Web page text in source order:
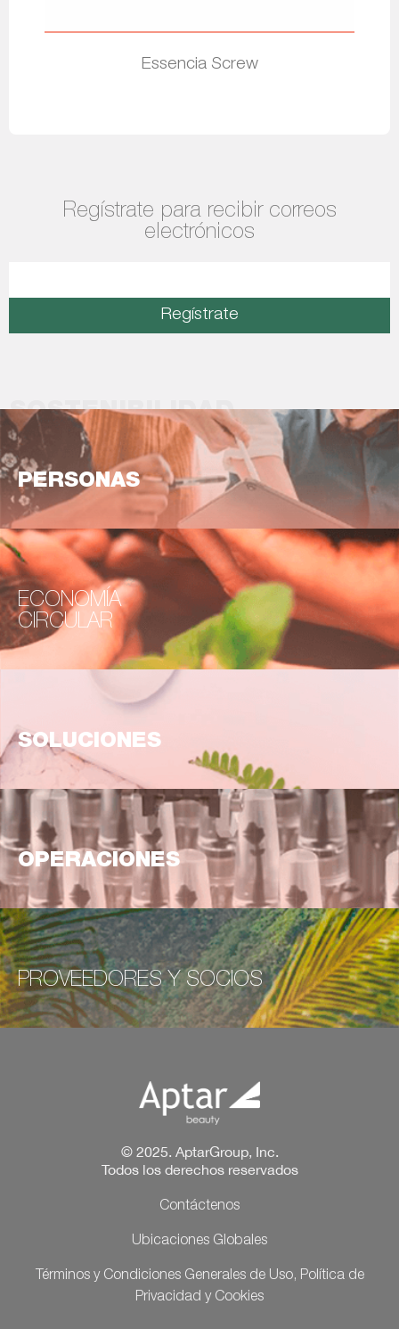
Essencia Screw
Regístrate para recibir correos
electrónicos
Regístrate
SOSTENIBILIDAD
PERSONAS
ECONOMÍA
CIRCULAR
SOLUCIONES
OPERACIONES
PROVEEDORES Y SOCIOS
© 2025. AptarGroup, Inc.
Todos los derechos reservados
Contáctenos
Ubicaciones Globales
Términos y Condiciones Generales de Uso, Política de
Privacidad y Cookies